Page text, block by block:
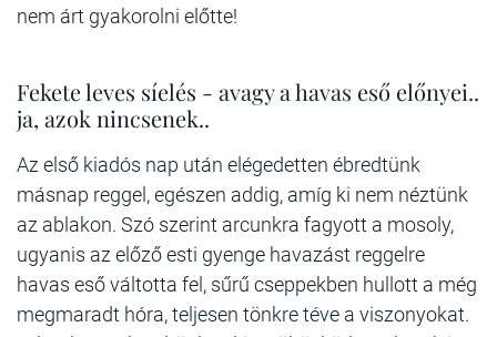
nem árt gyakorolni előtte!
Fekete leves síelés - avagy a havas eső előnyei..
ja, azok nincsenek..
Az első kiadós nap után elégedetten ébredtünk
másnap reggel, egészen addig, amíg ki nem néztünk
az ablakon. Szó szerint arcunkra fagyott a mosoly,
ugyanis az előző esti gyenge havazást reggelre
havas eső váltotta fel, sűrű cseppekben hullott a még
megmaradt hóra, teljesen tönkre téve a viszonyokat.